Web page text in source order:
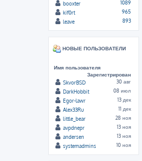
booxter
1089
kif0rt
965
leave
893
НОВЫЕ ПОЛЬЗОВАТЕЛИ
Имя пользователя
Зарегистрирован
SkvorBSD
30 авг
DarkHobbit
08 июл
Egor-lawr
13 дек
Alex33Ru
11 дек
little_bear
28 ноя
avpdnepr
13 ноя
andersen
13 ноя
systemadmins
10 ноя